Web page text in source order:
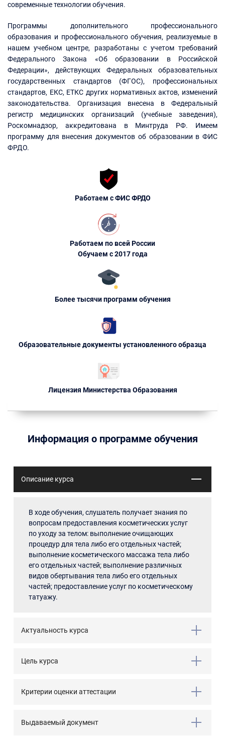
современные технологии обучения.
Программы дополнительного профессионального
образования и профессионального обучения, реализуемые в
нашем учебном центре, разработаны с учетом требований
Федерального Закона «Об образовании в Российской
Федерации», действующих Федеральных образовательных
государственных стандартов (ФГОС), профессиональных
стандартов, ЕКС, ЕТКС других нормативных актов, изменений
законодательства. Организация внесена в Федеральный
регистр медицинских организаций (учебные заведения),
Роскомнадзор, аккредитована в Минтруда РФ. Имеем
программу для внесения документов об образовании в ФИС
ФРДО.
Работаем с ФИС ФРДО
Работаем по всей России
Обучаем с 2017 года
Более тысячи программ обучения
Образовательные документы установленного образца
Лицензия Министерства Образования
Информация о программе обучения
Описание курса
В ходе обучения, слушатель получает знания по
вопросам предоставления косметических услуг
по уходу за телом: выполнение очищающих
процедур для тела либо его отдельных частей;
выполнение косметического массажа тела либо
его отдельных частей; выполнение различных
видов обертывания тела либо его отдельных
частей; предоставление услуг по косметическому
татуажу.
Актуальность курса
Цель курса
Критерии оценки аттестации
Выдаваемый документ